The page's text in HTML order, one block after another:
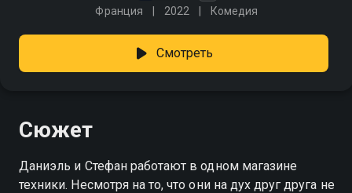
Франция 2022 Комедия
Смотреть
Сюжет
Даниэль и Стефан работают в одном магазине
техники. Несмотря на то, что они на дух друг друга не